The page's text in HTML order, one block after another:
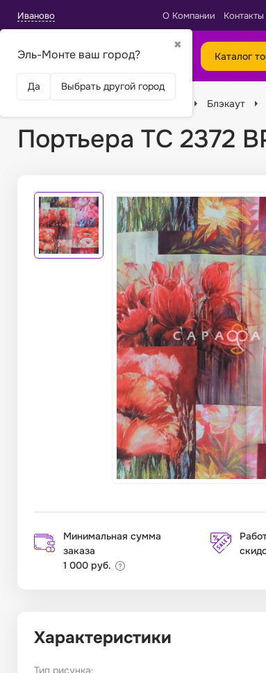
Иваново
✖
Эль-Монте ваш город?
Да Выбрать другой город
О Компании Контакты
Каталог
Блэкаут
Портьера TC 2372
Минимальная сумма
заказа
1 000 руб.
Характеристики
Тип рисунка: